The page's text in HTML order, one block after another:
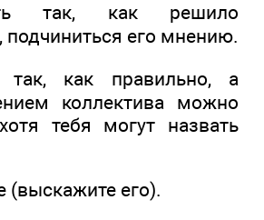
так, как решило
подчиниться его мнению.
так, как правильно, а
коллектива можно
тебя могут назвать
(выскажите его).